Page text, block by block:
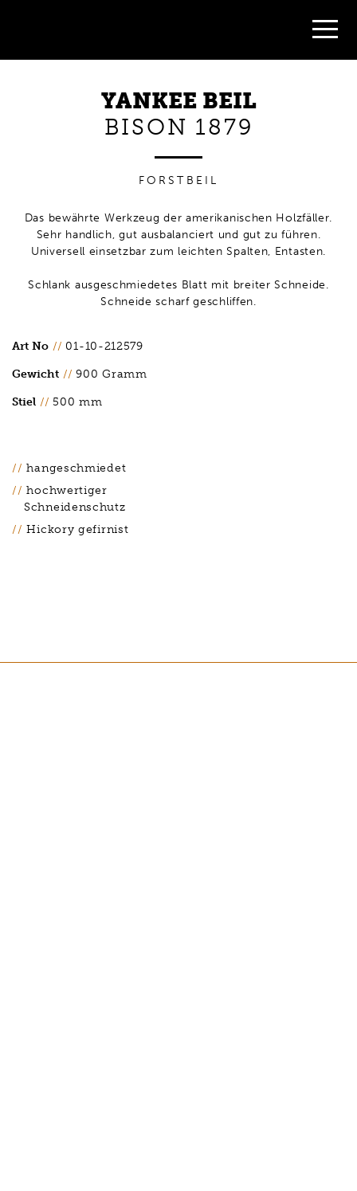
YANKEE BEIL
BISON 1879
FORSTBEIL
Das bewährte Werkzeug der amerikanischen Holzfäller.
Sehr handlich, gut ausbalanciert und gut zu führen.
Universell einsetzbar zum leichten Spalten, Entasten.
Schlank ausgeschmiedetes Blatt mit breiter Schneide.
Schneide scharf geschliffen.
Art No // 01-10-212579
Gewicht // 900 Gramm
Stiel // 500 mm
hangeschmiedet
hochwertiger
Schneidenschutz
Hickory gefirnist